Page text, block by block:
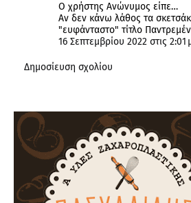
Ο χρήστης Ανώνυμος είπε…
Αν δεν κάνω λάθος τα
"ευφάνταστο" τίτλο
16 Σεπτεμβρίου 2022 στις 2:01
Δημοσίευση σχολίου